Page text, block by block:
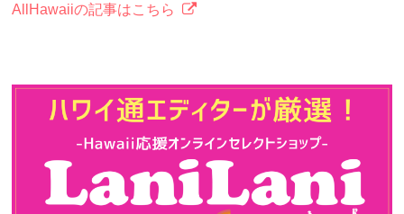
AllHawaiiの記事はこちら